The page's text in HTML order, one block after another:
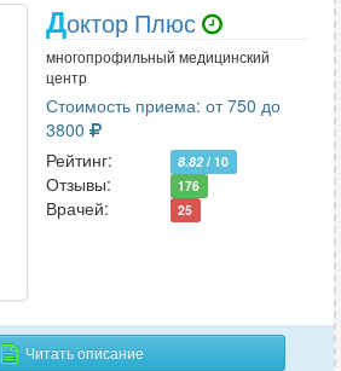
Доктор Плюс
многопрофильный медицинский
центр
Стоимость приема: от 750 до
3800
Рейтинг:
8.82 / 10
Отзывы: 176
Врачей: 25
Читать описание